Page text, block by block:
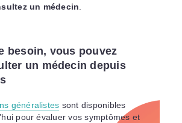
un médecin.
besoin, vous pouvez
un médecin depuis
généralistes sont disponibles
pour évaluer vos symptômes et